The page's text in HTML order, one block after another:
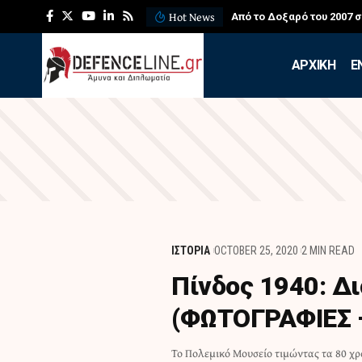
Hot News Από το Δοξαρό του 2007
APXIKH
ΙΣΤΟΡΙΑ OCTOBER 25, 2020 2 MIN READ
Πίνδος 1940:
(ΦΩΤΟΓΡΑΦΙΕΣ
Το Πολεμικό Μουσείο τιμώντας τα 80
στον 1ο όροφο, αποτυπώνει τις σκληρές